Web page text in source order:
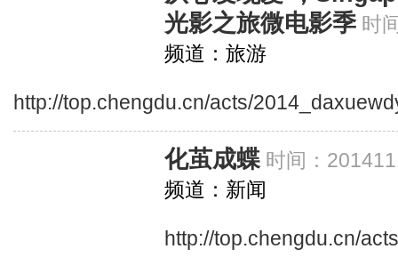
光影之旅微电影季 时
频道：旅游
http://top.chengdu.cn/acts/
化茧成蝶 时间：
频道：新闻
http://top.chengdu.cn/